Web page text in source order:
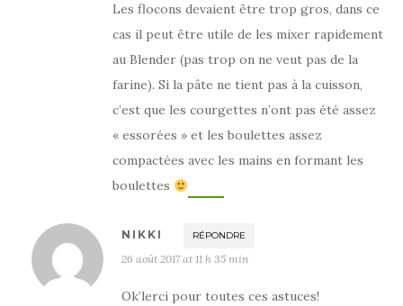
Les flocons devaient être trop gros, dans ce
cas il peut être utile de les mixer rapidement
au Blender (pas trop on ne veut pas de la
farine). Si la pâte ne tient pas à la cuisson,
c’est que les courgettes n’ont pas été assez
« essorées » et les boulettes assez
compactées avec les mains en formant les
boulettes
NIKKI RÉPONDRE
26 août 2017 at 11 h 35 min
Ok’lerci pour toutes ces astuces!